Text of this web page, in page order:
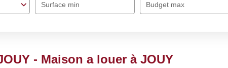
Surface min Budget max
- Maison a louer à JOUY